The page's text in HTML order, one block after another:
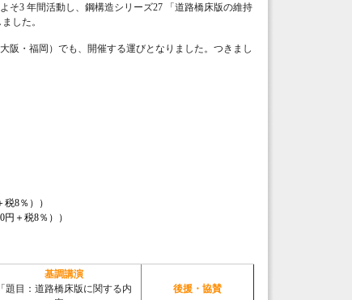
そ3 年間活動し、鋼構造シリーズ27 「道路橋床版の維持
した。
阪・福岡）でも、開催する運びとなりました。つきまし
8％））
円＋税8％））
基調講演
「題目：道路橋床版に関する内
後援・協賛